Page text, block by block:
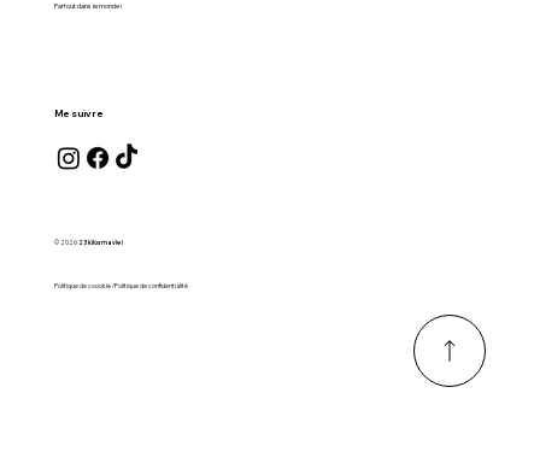
Partout dans le monde !
Me suivre
© 2026 23 kilos ma vie !
Politique de coookie /Politique de confidentialité